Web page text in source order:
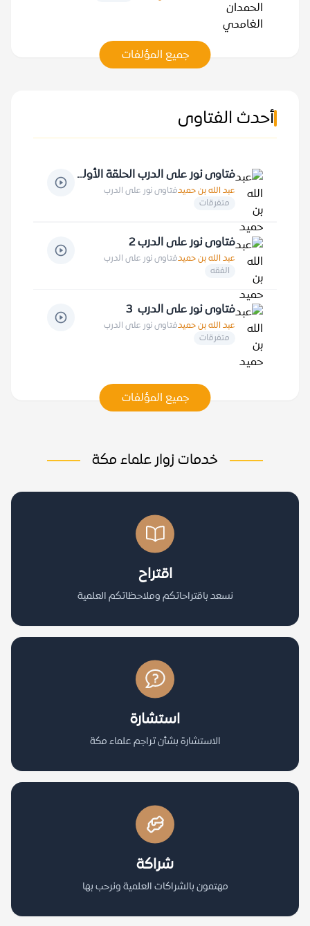
جميع المؤلفات
أحدث الفتاوى
فتاوى نور على الدرب الحلقة الأولى
عبد الله بن حميدفتاوى نور على الدرب
متفرقات
فتاوى نور على الدرب 2
عبد الله بن حميدفتاوى نور على الدرب
الفقه
فتاوى نور على الدرب 3
عبد الله بن حميدفتاوى نور على الدرب
متفرقات
جميع المؤلفات
خدمات زوار علماء مكة
اقتراح
نسعد باقتراحاتكم وملاحظاتكم العلمية
استشارة
الاستشارة بشأن تراجم علماء مكة
شراكة
مهتمون بالشراكات العلمية ونرحب بها